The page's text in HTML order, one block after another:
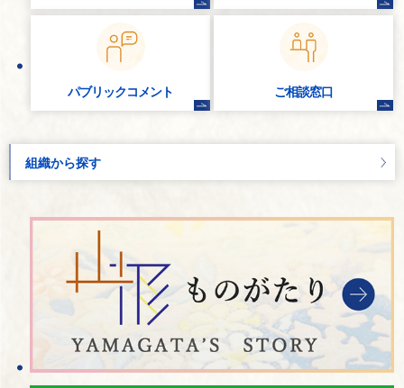
パブリックコメント ご相談窓口
組織から探す